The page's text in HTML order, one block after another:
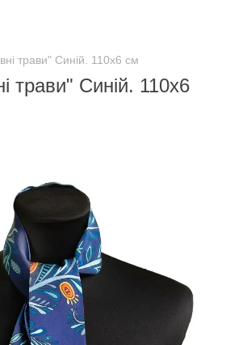
трави" Синій. 110x6 см
трави" Синій. 110x6